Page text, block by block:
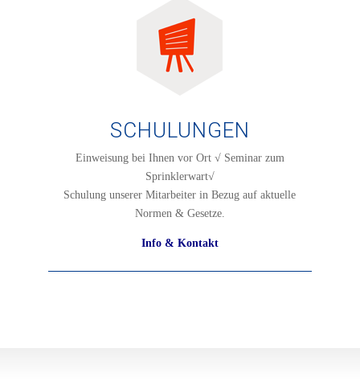
SCHULUNGEN
Einweisung bei Ihnen vor Ort √ Seminar zum
Sprinklerwart√
Schulung unserer Mitarbeiter in Bezug auf aktuelle
Normen & Gesetze.
Info & Kontakt